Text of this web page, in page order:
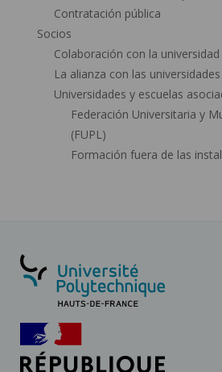
Contratación pública
Socios
Colaboración con la universidad
La alianza con las
Universidades y escuelas
Federación Universitaria y
(FUPL)
Formación fuera de las